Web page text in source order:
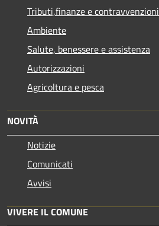
Tributi,finanze e contravvenzioni
Ambiente
Salute, benessere e assistenza
Autorizzazioni
Agricoltura e pesca
NOVITÀ
Notizie
Comunicati
Avvisi
VIVERE IL COMUNE